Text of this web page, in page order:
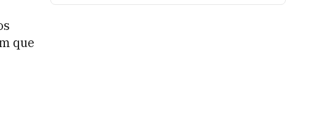
que